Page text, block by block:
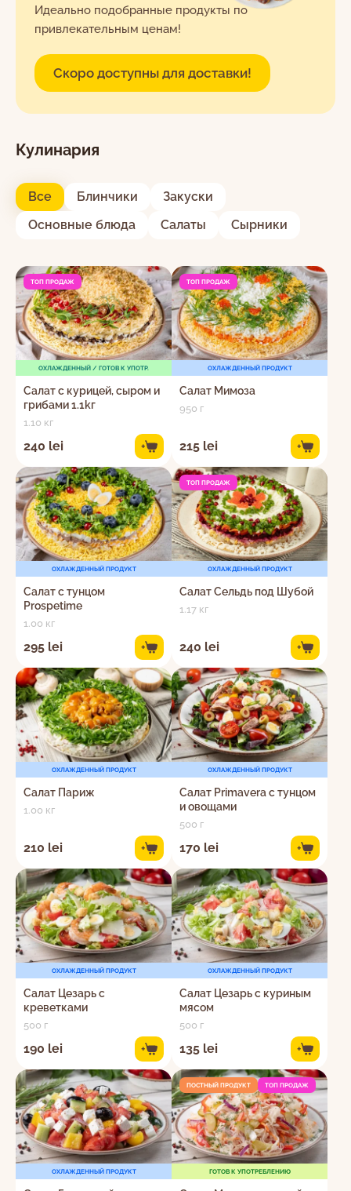
RU
данных в соответствии с
Идеально подобранные продукты по
привлекательным ценам!
Скоро доступны для доставки!
Кулинария
Все Блинчики
Закуски
Основные блюда
Салаты Сырники
ТОП ПРОДАЖ
ОХЛАЖДЕННЫЙ / ГОТОВ К УПОТР.
Салат с курицей, сыром и
грибами 1.1kг
1.10 кг
240 lei +
ТОП ПРОДАЖ
ОХЛАЖДЕННЫЙ ПРОДУКТ
Салат Мимоза
950 г
215 lei +
ОХЛАЖДЕННЫЙ ПРОДУКТ
Салат с тунцом
Prospetime
1.00 кг
295 lei +
ТОП ПРОДАЖ
ОХЛАЖДЕННЫЙ ПРОДУКТ
Салат Сельдь под Шубой
1.17 кг
240 lei +
ОХЛАЖДЕННЫЙ ПРОДУКТ
Салат Париж
1.00 кг
210 lei +
ОХЛАЖДЕННЫЙ ПРОДУКТ
Салат Primavera с тунцом
и овощами
500 г
170 lei +
ОХЛАЖДЕННЫЙ ПРОДУКТ
Салат Цезарь с
креветками
500 г
190 lei +
ОХЛАЖДЕННЫЙ ПРОДУКТ
Салат Цезарь с куриным
мясом
500 г
135 lei +
ОХЛАЖДЕННЫЙ ПРОДУКТ
ПОСТНЫЙ ПРОДУКТ ТОП ПРОДАЖ
ГОТОВ К УПОТРЕБЛЕНИЮ